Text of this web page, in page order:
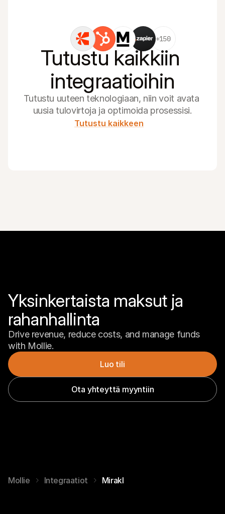
+150
Tutustu kaikkiin
integraatioihin
Tutustu uuteen teknologiaan, niin voit avata
uusia tulovirtoja ja optimoida prosessisi.
Tutustu kaikkeen
Yksinkertaista maksut ja
rahanhallinta
Drive revenue, reduce costs, and manage funds
with Mollie.
Luo tili
Ota yhteyttä myyntiin
Mollie Integraatiot Mirakl